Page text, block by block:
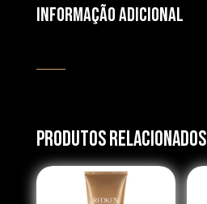
Informação adicional
Produtos Relacionados